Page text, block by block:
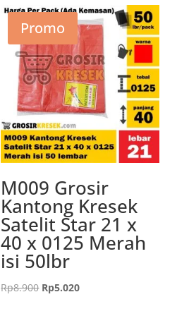
Promo
M009 Grosir
Kantong Kresek
Satelit Star 21 x
40 x 0125 Merah
isi 50lbr
Rp8.900 Harga
Rp5.020Harga